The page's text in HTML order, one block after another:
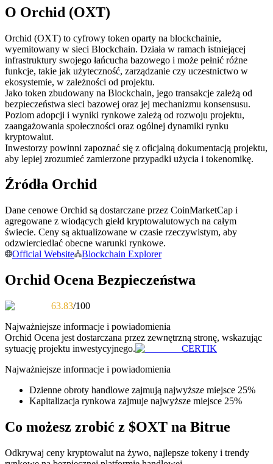
Kopiowanie Transakcji
Dołącz do najlepszych traderów
Zostań traderem kopiującym
Ciesz się podziałem zysków i prowizjami z kopiowania
transakcji
Informacja
Analiza Big Data, w tym informacje handlowe itp.
O Orchid (OXT)
Orchid (OXT) to cyfrowy token oparty na blockchainie,
wyemitowany w sieci Blockchain. Działa w ramach istniejącej
infrastruktury swojego łańcucha bazowego i może pełnić różne
funkcje, takie jak użyteczność, zarządzanie czy uczestnictwo w
ekosystemie, w zależności od projektu.
Jako token zbudowany na Blockchain, jego transakcje zależą od
bezpieczeństwa sieci bazowej oraz jej mechanizmu konsensusu.
Poziom adopcji i wyniki rynkowe zależą od rozwoju projektu,
zaangażowania społeczności oraz ogólnej dynamiki rynku
kryptowalut.
Inwestorzy powinni zapoznać się z oficjalną dokumentacją projektu,
aby lepiej zrozumieć zamierzone przypadki użycia i tokenomikę.
Źródła Orchid
Dane cenowe Orchid są dostarczane przez CoinMarketCap i
agregowane z wiodących giełd kryptowalutowych na całym
świecie. Ceny są aktualizowane w czasie rzeczywistym, aby
odzwierciedlać obecne warunki rynkowe.
Official Website
Blockchain Explorer
Orchid Ocena Bezpieczeństwa
63.83/100
Najważniejsze informacje i powiadomienia
Orchid Ocena jest dostarczana przez zewnętrzną stronę, wskazując
sytuację projektu inwestycyjnego.
CERTIK
Najważniejsze informacje i powiadomienia
Dzienne obroty handlowe zajmują najwyższe miejsce 25%
Kapitalizacja rynkowa zajmuje najwyższe miejsce 25%
Co możesz zrobić z $OXT na Bitrue
Odkrywaj ceny kryptowalut na żywo, najlepsze tokeny i trendy